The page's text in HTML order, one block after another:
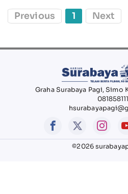
Previous 1 Next
Graha Surabaya Pagi, Simo
©2026